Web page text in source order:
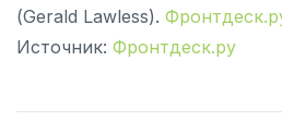
(Gerald Lawless).
Источник: Фронтдеск.ру